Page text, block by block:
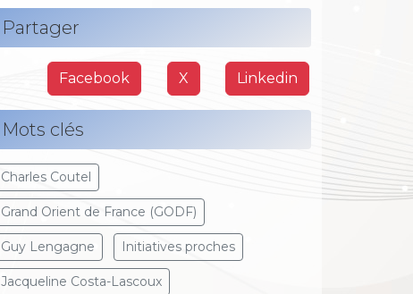
Partager
Facebook X Linkedin
Mots clés
Charles Coutel
Grand Orient de France (GODF)
Guy Lengagne Initiatives proches
Jacqueline Costa-Lascoux